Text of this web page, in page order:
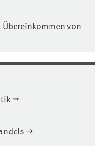
Übereinkommen von